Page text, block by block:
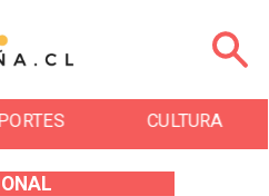
CULTURA